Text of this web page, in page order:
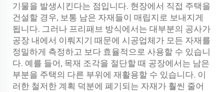
기물을 발생시킨다는 점입니다. 현장에서 직접 주택을
건설할 경우, 보통 남은 자재들이 매립지로 보내지게
됩니다. 그러나 프리패브 방식에서는 대부분의 공사가
공장 내에서 이뤄지기 때문에 시공업체가 모든 자재를
정밀하게 측정하고 보다 효율적으로 사용할 수 있습니
다. 예를 들어, 목재 조각을 절단할 때 공장에서는 남은
부분을 주택의 다른 부위에 재활용할 수 있습니다. 이
러한 철저한 계획 덕분에 폐기되는 자재가 훨씬 줄어